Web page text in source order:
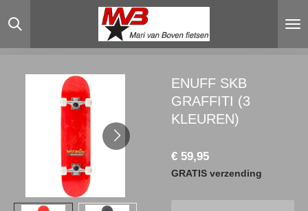
direct
hoofdinhoud
ENUFF SKB
GRAFFITI (3
KLEUREN)
€ 59,95
GRATIS verzending